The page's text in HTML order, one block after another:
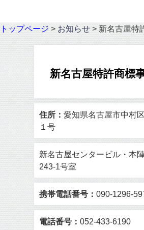
トップページ > お知らせ > 新名古屋特
新名古屋特許商標
住所：愛知県名古屋市中村
１号
新名古屋センタービル・本
243-1号室
携帯電話番号：090-1296-
電話番号：052-433-6190